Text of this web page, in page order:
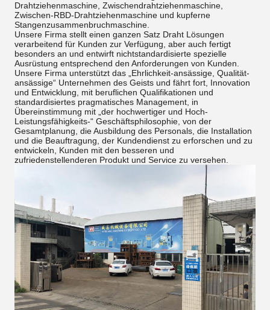
Drahtziehenmaschine, Zwischendrahtziehenmaschine,
Zwischen-RBD-Drahtziehenmaschine und kupferne
Stangenzusammenbruchmaschine.
Unsere Firma stellt einen ganzen Satz Draht Lösungen
verarbeitend für Kunden zur Verfügung, aber auch fertigt
besonders an und entwirft nichtstandardisierte spezielle
Ausrüstung entsprechend den Anforderungen von Kunden.
Unsere Firma unterstützt das „Ehrlichkeit-ansässige, Qualität-
ansässige“ Unternehmen des Geists und fährt fort, Innovation
und Entwicklung, mit beruflichen Qualifikationen und
standardisiertes pragmatisches Management, in
Übereinstimmung mit „der hochwertiger und Hoch-
Leistungsfähigkeits-“ Geschäftsphilosophie, von der
Gesamtplanung, die Ausbildung des Personals, die Installation
und die Beauftragung, der Kundendienst zu erforschen und zu
entwickeln, Kunden mit den besseren und
zufriedenstellenderen Produkt und Service zu versehen.